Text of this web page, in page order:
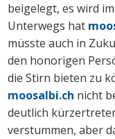
beigelegt, es wird
Unterwegs hat
müsste auch in
den honorigen
die Stirn bieten zu
moosalbi.ch nicht
deutlich
verstummen, aber